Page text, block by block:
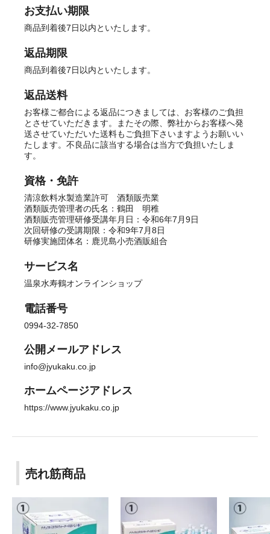
お支払い期限
商品到着後7日以内といたします。
返品期限
商品到着後7日以内といたします。
返品送料
お客様ご都合による返品につきましては、お客様のご負担
とさせていただきます。またその際、弊社からお客様へ発
送させていただいた送料もご負担下さいますようお願いい
たします。不良品に該当する場合は当方で負担いたしま
す。
資格・免許
清涼飲料水製造業許可 酒類販売業
酒類販売管理者の氏名：鶴田 明稚
酒類販売管理研修受講年月日：令和6年7月9日
次回研修の受講期限：令和9年7月8日
研修実施団体名：鹿児島小売酒販組合
サービス名
温泉水寿鶴オンラインショップ
電話番号
0994-32-7850
公開メールアドレス
info@jyukaku.co.jp
ホームページアドレス
https://www.jyukaku.co.jp
売れ筋商品